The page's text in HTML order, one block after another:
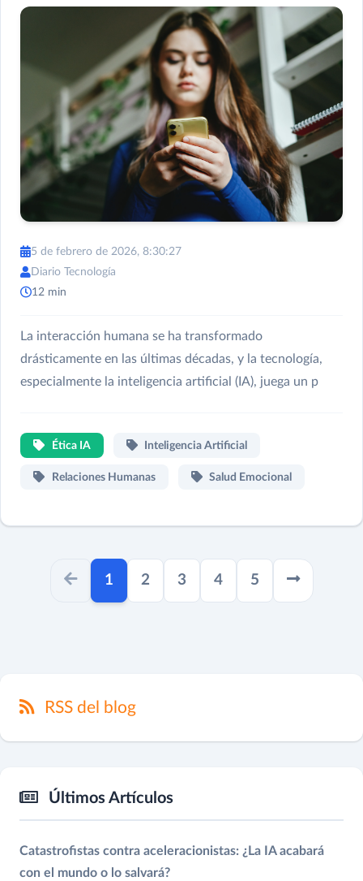
5 de febrero de 2026, 8:30:27
Diario Tecnología
12 min
La interacción humana se ha transformado
drásticamente en las últimas décadas, y la tecnología,
especialmente la inteligencia artificial (IA), juega un p
Ética IA Inteligencia Artificial
Relaciones Humanas Salud Emocional
1paginator.current
2 3 4 5
RSS del blog
Últimos Artículos
Catastrofistas contra aceleracionistas: ¿La IA acabará
con el mundo o lo salvará?